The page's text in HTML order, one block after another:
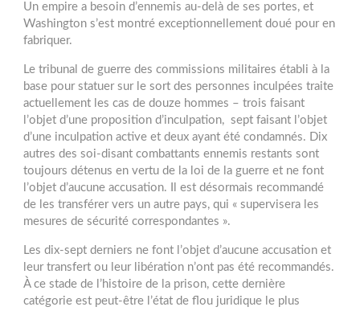
Un empire a besoin d’ennemis au-delà de ses portes, et
Washington s’est montré exceptionnellement doué pour en
fabriquer.
Le tribunal de guerre des commissions militaires établi à la
base pour statuer sur le sort des personnes inculpées traite
actuellement les cas de douze hommes – trois faisant
l’objet d’une proposition d’inculpation, sept faisant l’objet
d’une inculpation active et deux ayant été condamnés. Dix
autres des soi-disant combattants ennemis restants sont
toujours détenus en vertu de la loi de la guerre et ne font
l’objet d’aucune accusation. Il est désormais recommandé
de les transférer vers un autre pays, qui « supervisera les
mesures de sécurité correspondantes ».
Les dix-sept derniers ne font l’objet d’aucune accusation et
leur transfert ou leur libération n’ont pas été recommandés.
À ce stade de l’histoire de la prison, cette dernière
catégorie est peut-être l’état de flou juridique le plus